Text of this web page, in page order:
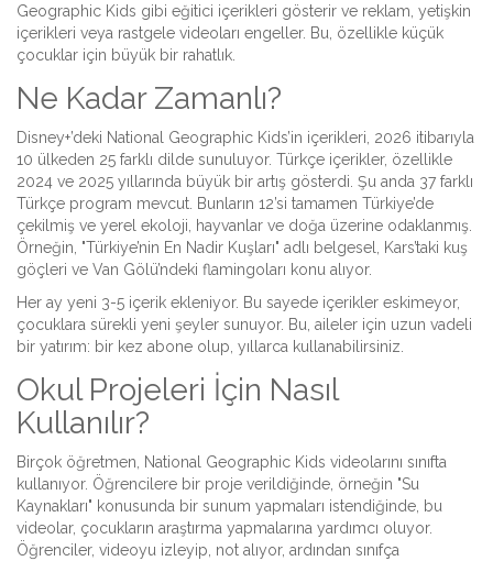
Geographic Kids gibi eğitici içerikleri gösterir ve reklam, yetişkin
içerikleri veya rastgele videoları engeller. Bu, özellikle küçük
çocuklar için büyük bir rahatlık.
Ne Kadar Zamanlı?
Disney+’deki National Geographic Kids’in içerikleri, 2026 itibarıyla
10 ülkeden 25 farklı dilde sunuluyor. Türkçe içerikler, özellikle
2024 ve 2025 yıllarında büyük bir artış gösterdi. Şu anda 37 farklı
Türkçe program mevcut. Bunların 12’si tamamen Türkiye’de
çekilmiş ve yerel ekoloji, hayvanlar ve doğa üzerine odaklanmış.
Örneğin, "Türkiye’nin En Nadir Kuşları" adlı belgesel, Kars’taki kuş
göçleri ve Van Gölü’ndeki flamingoları konu alıyor.
Her ay yeni 3-5 içerik ekleniyor. Bu sayede içerikler eskimeyor,
çocuklara sürekli yeni şeyler sunuyor. Bu, aileler için uzun vadeli
bir yatırım: bir kez abone olup, yıllarca kullanabilirsiniz.
Okul Projeleri İçin Nasıl
Kullanılır?
Birçok öğretmen, National Geographic Kids videolarını sınıfta
kullanıyor. Öğrencilere bir proje verildiğinde, örneğin "Su
Kaynakları" konusunda bir sunum yapmaları istendiğinde, bu
videolar, çocukların araştırma yapmalarına yardımcı oluyor.
Öğrenciler, videoyu izleyip, not alıyor, ardından sınıfça